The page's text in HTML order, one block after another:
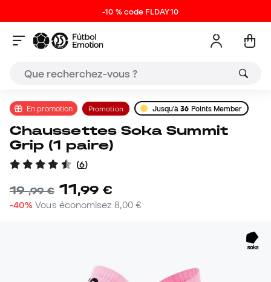
-10 % code FLDAY10
En promotion Promotion Jusqu'à36 Points Member
Chaussettes Soka Summit
Grip (1 paire)
(6)
19,99 € 11,99 €
-40% Vous économisez 8,00 €